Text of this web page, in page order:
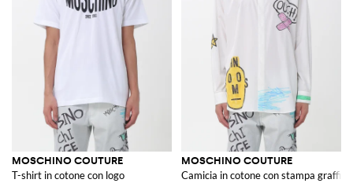
MOSCHINO COUTURE
T-shirt in cotone con logo
MOSCHINO COUTURE
Camicia in cotone con stampa graffiti